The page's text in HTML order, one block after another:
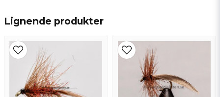
Lignende produkter
Navn
email
Epostadresse